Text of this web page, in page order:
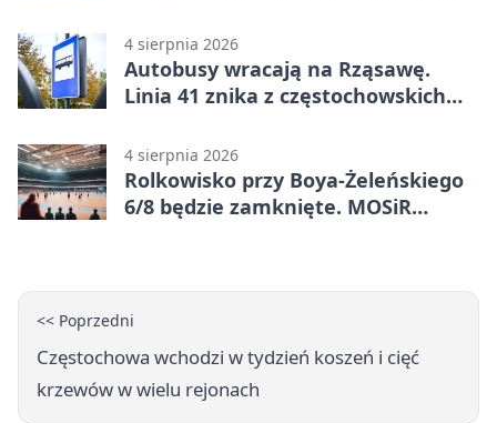
4 sierpnia 2026
Autobusy wracają na Rząsawę.
Linia 41 znika z częstochowskich
4 sierpnia 2026
Rolkowisko przy Boya-Żeleńskiego
6/8 będzie zamknięte. MOSiR
<< Poprzedni
Częstochowa wchodzi w tydzień koszeń i cięć
krzewów w wielu rejonach